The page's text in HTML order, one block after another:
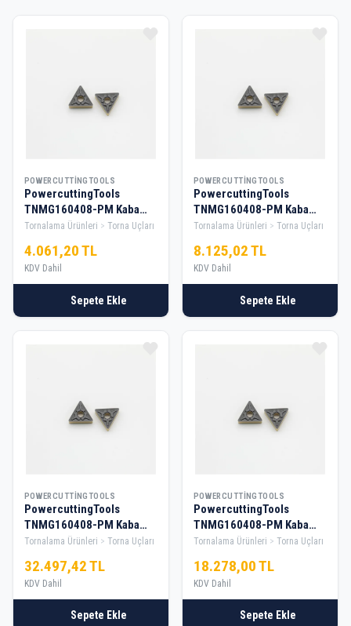
POWERCUTTINGTOOLS
PowercuttingTools
TNMG160408-PM Kaba
Tornalama Elması — 1 Kutu
Tornalama Ürünleri Torna Uçları
4.061,20 TL
KDV Dahil
Sepete Ekle
POWERCUTTINGTOOLS
PowercuttingTools
TNMG160408-PM Kaba
Tornalama Elması — 2 Kutu
Tornalama Ürünleri Torna Uçları
8.125,02 TL
KDV Dahil
Sepete Ekle
POWERCUTTINGTOOLS
PowercuttingTools
TNMG160408-PM Kaba
Tornalama Elması — 10
Tornalama Ürünleri Torna Uçları
32.497,42 TL
KDV Dahil
Sepete Ekle
POWERCUTTINGTOOLS
PowercuttingTools
TNMG160408-PM Kaba
Tornalama Elması — 5 Kutu
Tornalama Ürünleri Torna Uçları
18.278,00 TL
KDV Dahil
Sepete Ekle